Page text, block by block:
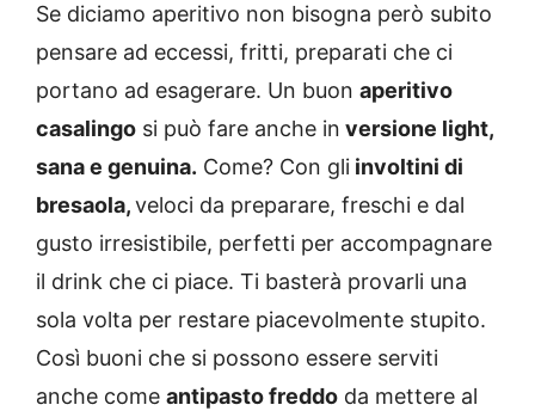
Se diciamo aperitivo non bisogna però subito
pensare ad eccessi, fritti, preparati che ci
portano ad esagerare. Un buon aperitivo
casalingo si può fare anche in versione light,
sana e genuina. Come? Con gli involtini di
bresaola,veloci da preparare, freschi e dal
gusto irresistibile, perfetti per accompagnare
il drink che ci piace. Ti basterà provarli una
sola volta per restare piacevolmente stupito.
Così buoni che si possono essere serviti
anche come antipasto freddo da mettere al